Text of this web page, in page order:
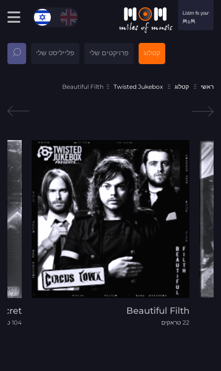
קטלוג פרויקטים שלי פלייליסט שלי
ראשי קטלוג Twisted Jukebox
Beautiful Filth
Beautiful Filth
22 טראקים 104 טראקים